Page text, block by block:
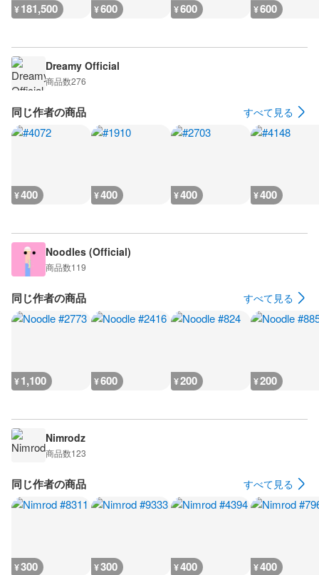
¥181,500 ¥600 ¥600 ¥600
Dreamy Official
商品数276
同じ作者の商品 すべて見る
¥400 ¥400 ¥400 ¥400
Noodles (Official)
商品数119
同じ作者の商品 すべて見る
¥1,100 ¥600 ¥200 ¥200
Nimrodz
商品数123
同じ作者の商品 すべて見る
¥300 ¥300 ¥400 ¥400